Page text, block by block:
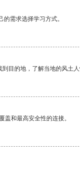
需求选择学习方式。
目的地，了解当地的风土
盖和最高安全性的连接。